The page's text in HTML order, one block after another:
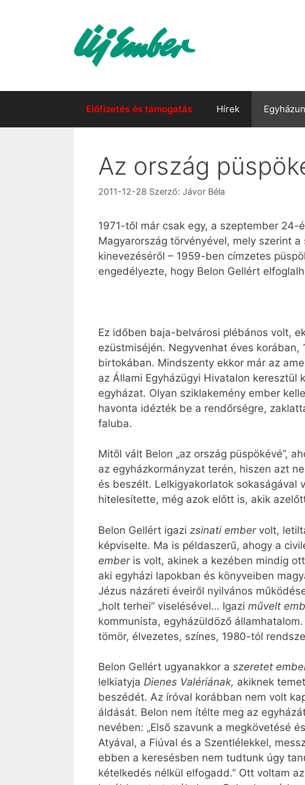
Előfizetés és támogatás Hírek
Az ország
2011-12-28 Szerző: Jávor Béla
1971-től már csak egy, a szeptember
Magyarország törvényével, mely szerint
kinevezéséről – 1959-ben címzetes
engedélyezte, hogy Belon Gellért
Ez időben baja-belvárosi plébános volt,
ezüstmiséjén. Negyvenhat éves
birtokában. Mindszenty ekkor már az
az Állami Egyházügyi Hivatalon
egyházat. Olyan sziklakemény ember
havonta idézték be a rendőrségre,
faluba.
Mitől vált Belon „az ország püspökévé”,
az egyházkormányzat terén, hiszen azt
és beszélt. Lelkigyakorlatok sokaságával
hitelesítette, még azok előtt is, akik
Belon Gellért igazi zsinati ember volt,
képviselte. Ma is példaszerű, ahogy a
ember is volt, akinek a kezében mindig
aki egyházi lapokban és könyveiben
Jézus názáreti éveiről nyilvános
„holt terhei” viselésével… Igazi művelt
kommunista, egyházüldöző
tömör, élvezetes, színes, 1980-tól
Belon Gellért ugyanakkor a szeretet
lelkiatyja Dienes Valériának, akiknek
beszédét. Az íróval korábban nem volt
áldását. Belon nem ítélte meg az
nevében: „Első szavunk a megkövetésé
Atyával, a Fiúval és a Szentlélekkel,
ebben a keresésben nem tudtunk úgy
kételkedés nélkül elfogadd.” Ott voltam